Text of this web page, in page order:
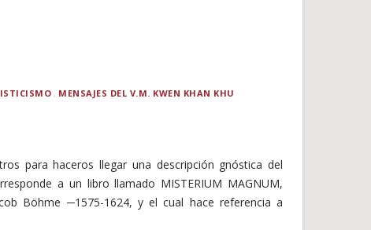
MENSAJES DEL V.M. KWEN KHAN KHU
para haceros llegar una descripción gnóstica del
a un libro llamado MISTERIUM MAGNUM,
Böhme ─1575-1624, y el cual hace referencia a